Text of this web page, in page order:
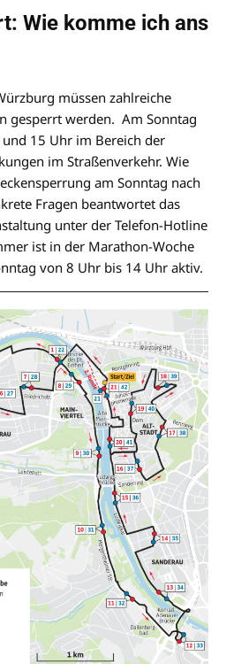
Wie komme ich ans
müssen zahlreiche
gesperrt werden. Am Sonntag
15 Uhr im Bereich der
im Straßenverkehr. Wie
am Sonntag nach
Fragen beantwortet das
unter der Telefon-Hotline
ist in der Marathon-Woche
von 8 Uhr bis 14 Uhr aktiv.